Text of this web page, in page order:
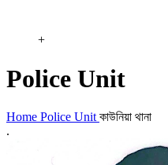
+
Police Unit
Home Police Unit কাউনিয়া থানা
.